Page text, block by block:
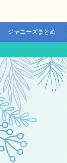
ジャニーズまとめ